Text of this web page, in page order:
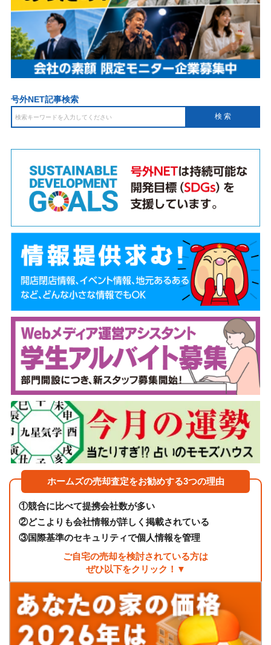
号外NET記事検索
ホームズの売却査定をお勧めする3つの理由
①競合に比べて提携会社数が多い
②どこよりも会社情報が詳しく掲載されている
③国際基準のセキュリティで個人情報を管理
ご自宅の売却を検討されている方は
ぜひ以下をクリック！▼